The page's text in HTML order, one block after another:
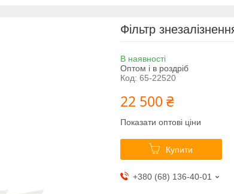
Фільтр
В наявності
Оптом і в роздріб
Код: 65-22520
22 500 ₴
Показати оптові ціни
Купити
+380 (68) 136-40-01